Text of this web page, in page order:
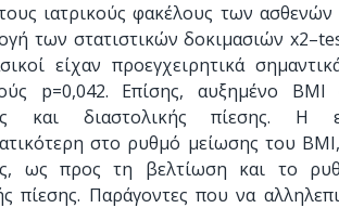
ιατρικούς φακέλους των ασθενών
των στατιστικών δοκιμασιών
είχαν προεγχειρητικά
p=0,042. Επίσης, αυξημένο ΒΜΙ
και διαστολικής πίεσης. Η
στο ρυθμό μείωσης του
ως προς τη βελτίωση και το
πίεσης. Παράγοντες που να